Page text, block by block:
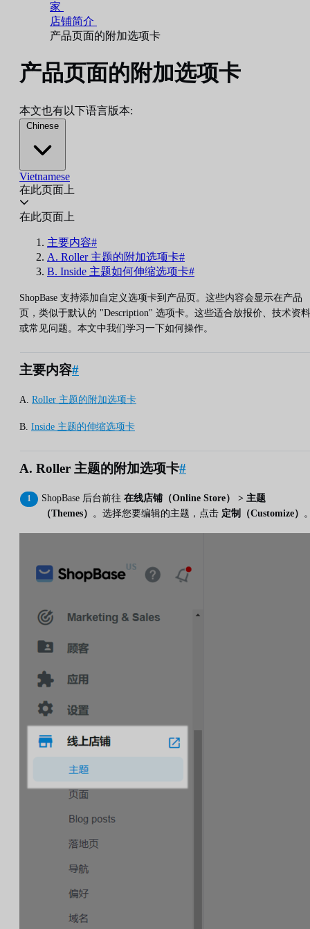
家
店铺简介
产品页面的附加选项卡
产品页面的附加选项卡
本文也有以下语言版本:
Chinese
Vietnamese
在此页面上
在此页面上
主要内容#
A. Roller 主题的附加选项卡#
B. Inside 主题如何伸缩选项卡#
ShopBase 支持添加自定义选项卡到产品页。这些内容会显示在产品
页，类似于默认的 "Description" 选项卡。这些适合放报价、技术资料
或常见问题。本文中我们学习一下如何操作。
主要内容#
A. Roller 主题的附加选项卡
B. Inside 主题的伸缩选项卡
A. Roller 主题的附加选项卡#
ShopBase 后台前往 在线店铺（Online Store） > 主题
（Themes）
。选择您要编辑的主题，点击 定制（Customize）